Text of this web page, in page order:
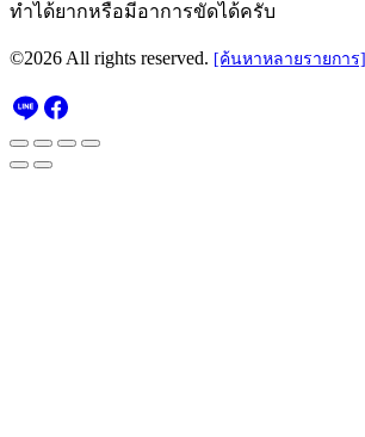
ทำได้ยากหรือมีอาการขัดได้ครับ
©2026 All rights reserved. [ค้นหาหลายรายการ]